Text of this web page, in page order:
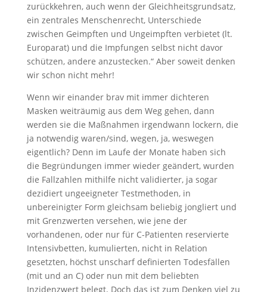
zurückkehren, auch wenn der Gleichheitsgrundsatz,
ein zentrales Menschenrecht, Unterschiede
zwischen Geimpften und Ungeimpften verbietet (lt.
Europarat) und die Impfungen selbst nicht davor
schützen, andere anzustecken.“ Aber soweit denken
wir schon nicht mehr!
Wenn wir einander brav mit immer dichteren
Masken weiträumig aus dem Weg gehen, dann
werden sie die Maßnahmen irgendwann lockern, die
ja notwendig waren/sind, wegen, ja, weswegen
eigentlich? Denn im Laufe der Monate haben sich
die Begründungen immer wieder geändert, wurden
die Fallzahlen mithilfe nicht validierter, ja sogar
dezidiert ungeeigneter Testmethoden, in
unbereinigter Form gleichsam beliebig jongliert und
mit Grenzwerten versehen, wie jene der
vorhandenen, oder nur für C-Patienten reservierte
Intensivbetten, kumulierten, nicht in Relation
gesetzten, höchst unscharf definierten Todesfällen
(mit und an C) oder nun mit dem beliebten
Inzidenzwert belegt. Doch das ist zum Denken viel zu